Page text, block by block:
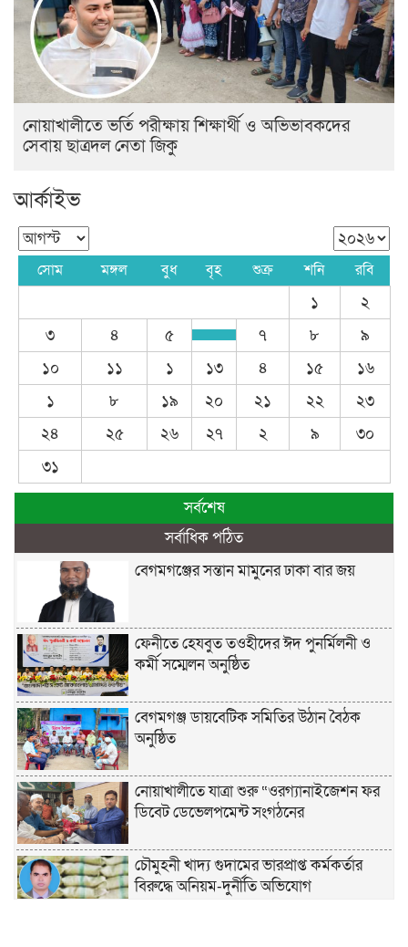
নোয়াখালীতে ভর্তি পরীক্ষায় শিক্ষার্থী ও অভিভাবকদের
সেবায় ছাত্রদল নেতা জিকু
আর্কাইভ
সোম মঙ্গল বুধ বৃহ শুক্র শনি রবি
১
২
৩
৪ ৫ ৭ ৮
৯
১০
১১ ১ ১৩ ৪ ১৫
১৬
১
৮ ১৯ ২০ ২১ ২২
২৩
২৪
২৫ ২৬ ২৭ ২ ৯
৩০
৩১
সর্বশেষ
সর্বাধিক পঠিত
বেগমগঞ্জের সন্তান মামুনের ঢাকা বার জয়
ফেনীতে হেযবুত তওহীদের ঈদ পুনর্মিলনী ও
কর্মী সম্মেলন অনুষ্ঠিত
বেগমগঞ্জ ডায়বেটিক সমিতির উঠান বৈঠক
অনুষ্ঠিত
নোয়াখালীতে যাত্রা শুরু “ওরগ্যানাইজেশন ফর
ডিবেট ডেভেলপমেন্ট সংগঠনের
চৌমুহনী খাদ্য গুদামের ভারপ্রাপ্ত কর্মকর্তার
বিরুদ্ধে অনিয়ম-দুর্নীতি অভিযোগ